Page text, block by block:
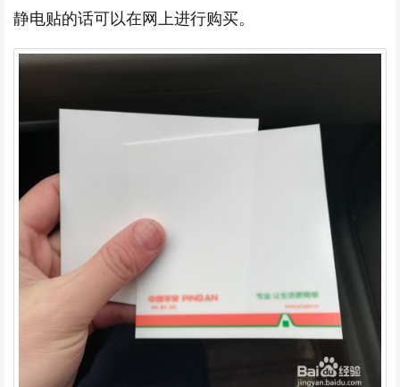
静电贴的话可以在网上进行购买。